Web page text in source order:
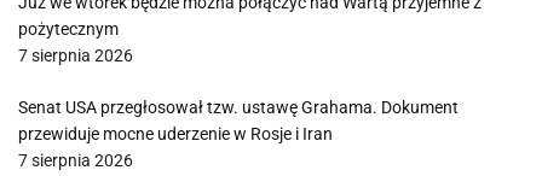
pożytecznym
7 sierpnia 2026
Senat USA przegłosował tzw. ustawę Grahama. Dokument
przewiduje mocne uderzenie w Rosje i Iran
7 sierpnia 2026